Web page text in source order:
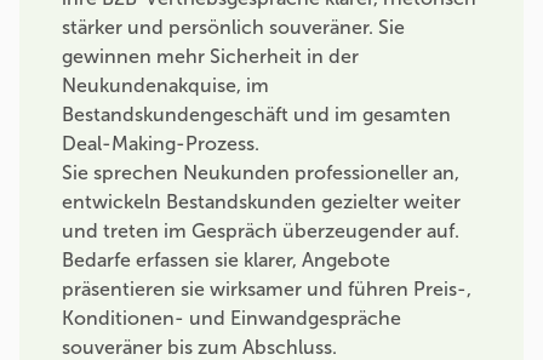
stärker und persönlich souveräner. Sie
gewinnen mehr Sicherheit in der
Neukundenakquise, im
Bestandskundengeschäft und im gesamten
Deal-Making-Prozess.
Sie sprechen Neukunden professioneller an,
entwickeln Bestandskunden gezielter weiter
und treten im Gespräch überzeugender auf.
Bedarfe erfassen sie klarer, Angebote
präsentieren sie wirksamer und führen Preis-,
Konditionen- und Einwandgespräche
souveräner bis zum Abschluss.